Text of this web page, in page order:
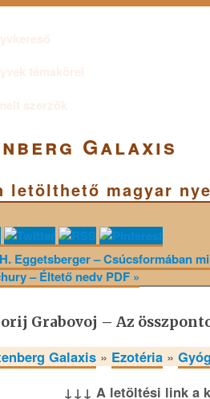
témakörei
szerzők
Galaxis
letölthető magyar
Eggetsberger – Csúcsformában
– Éltető nedv PDF »
Grabovoj – Az
Galaxis » Ezotéria »
↓↓↓ A letöltési link a